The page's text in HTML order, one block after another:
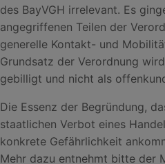
des BayVGH irrelevant. Es
angegriffenen Teilen der
generelle Kontakt- und
Grundsatz der Verordnung
gebilligt und nicht als
Die Essenz der Begründung,
staatlichen Verbot eines
konkrete Gefährlichkeit
Mehr dazu entnehmt bitte der